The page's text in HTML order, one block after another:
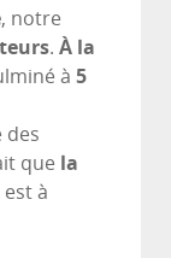
, notre
. À la
à 5
des
que la
est à